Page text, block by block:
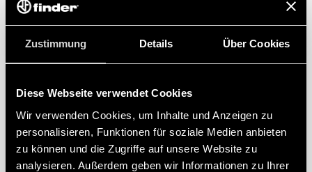
Zustimmung Details Über Cookies
Diese Webseite verwendet Cookies
Wir verwenden Cookies, um Inhalte und Anzeigen zu
personalisieren, Funktionen für soziale Medien anbieten
zu können und die Zugriffe auf unsere Website zu
analysieren. Außerdem geben wir Informationen zu Ihrer